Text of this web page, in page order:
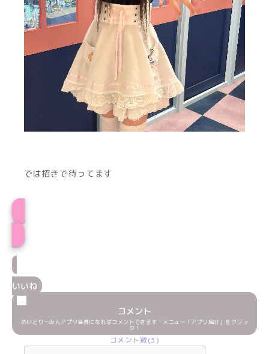
では招きで待ってます
いいね
コメント
めいどりーみんアプリ会員になればコメントできます！メニュー「アプリ紹介」をクリッ
ク！
コメント数(3)